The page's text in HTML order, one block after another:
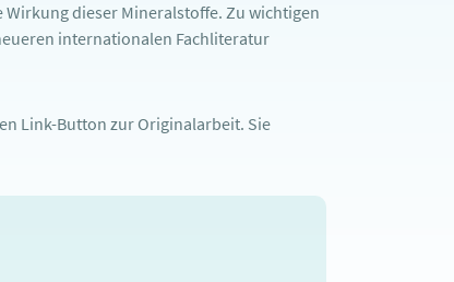
dieser Mineralstoffe. Zu wichtigen
internationalen Fachliteratur
Link-Button zur Originalarbeit. Sie